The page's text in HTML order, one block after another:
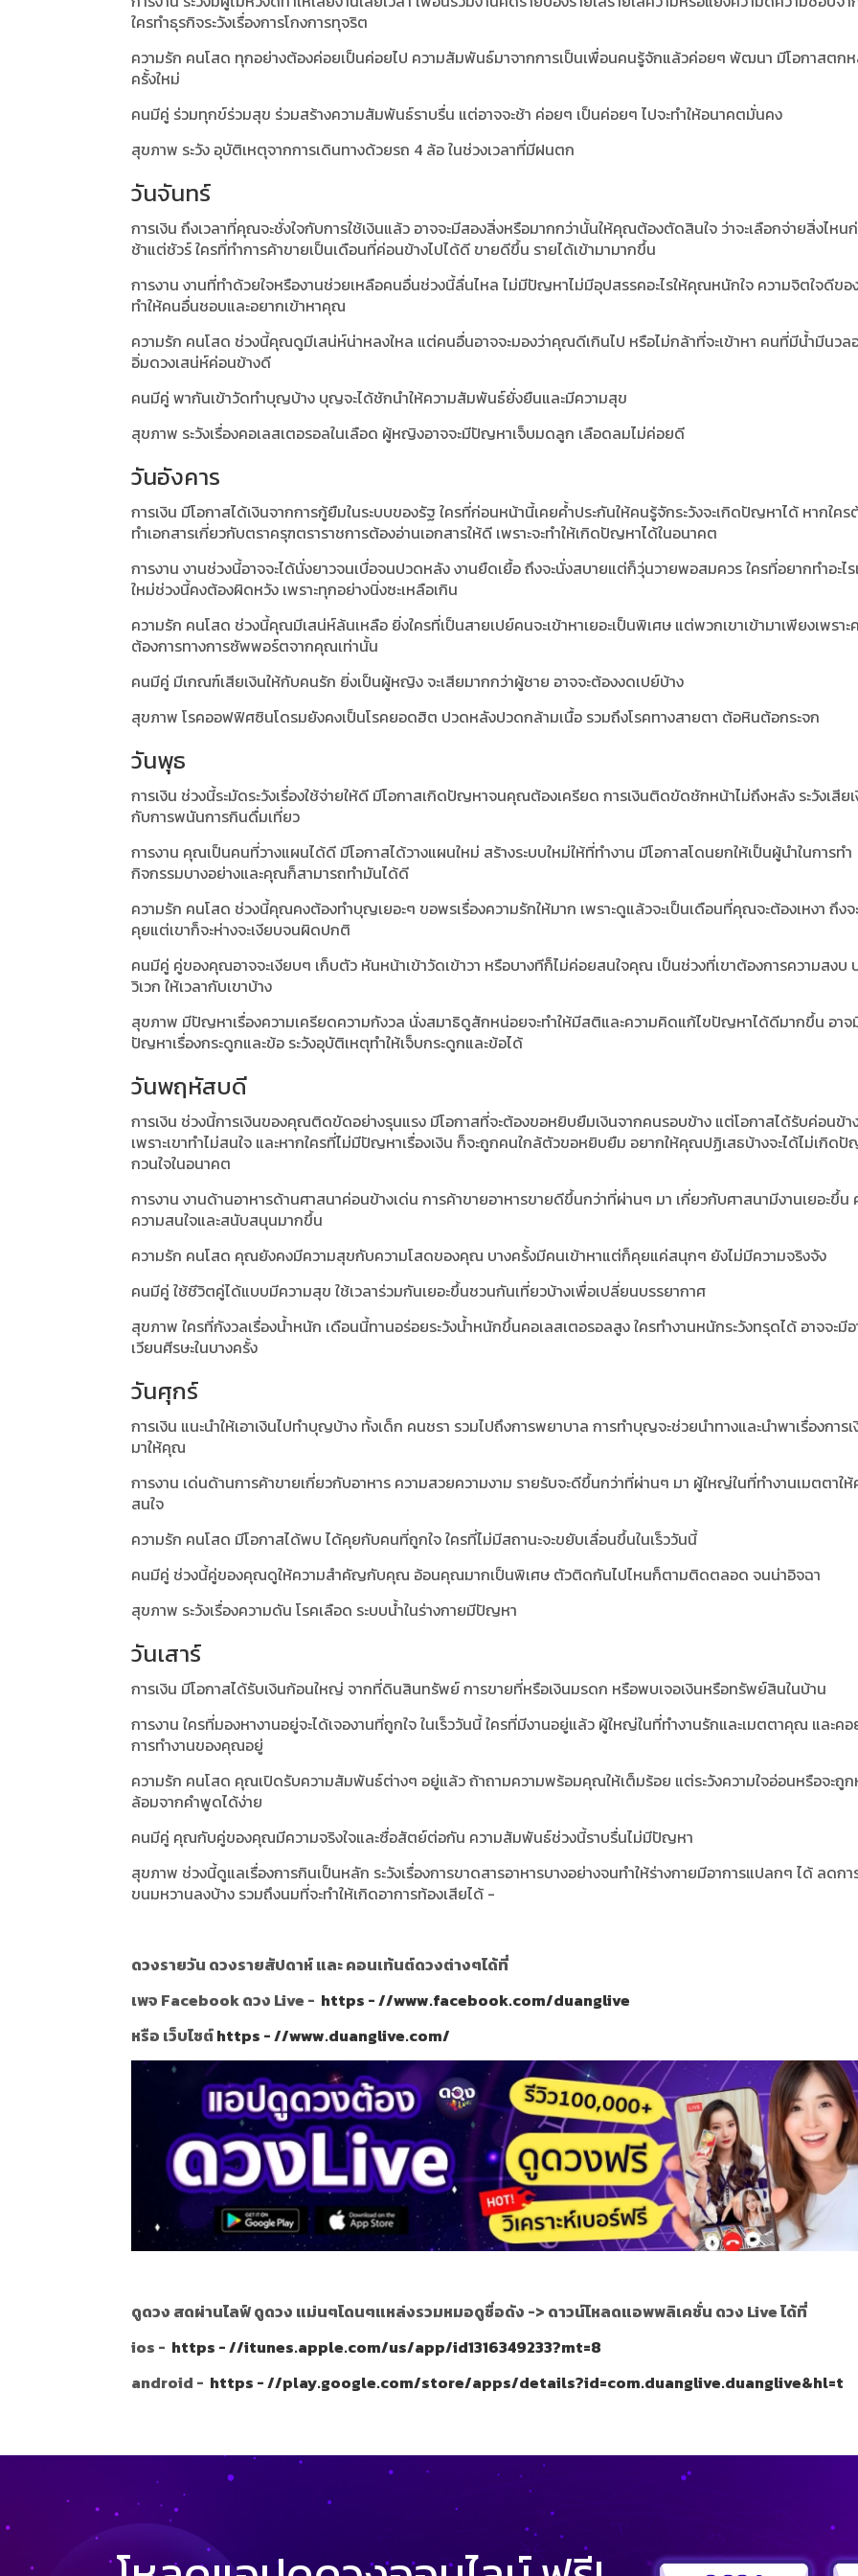
ใครทำธุรกิจระวังเรื่องการโกงการทุจริต
ความรัก คนโสด ทุกอย่างต้องค่อยเป็นค่อยไป ความสัมพันธ์มาจากการเป็นเพื่อนคนรู้จักแล้วค่อยๆ พัฒนา มีโอกาสตก
ครั้งใหม่
คนมีคู่ ร่วมทุกข์ร่วมสุข ร่วมสร้างความสัมพันธ์ราบรื่น แต่อาจจะช้า ค่อยๆ เป็นค่อยๆ ไปจะทำให้อนาคตมั่นคง
สุขภาพ ระวัง อุบัติเหตุจากการเดินทางด้วยรถ 4 ล้อ ในช่วงเวลาที่มีฝนตก
วันจันทร์
การเงิน ถึงเวลาที่คุณจะชั่งใจกับการใช้เงินแล้ว อาจจะมีสองสิ่งหรือมากกว่านั้นให้คุณต้องตัดสินใจ ว่าจะเลือกจ่ายสิ่งไหน
ช้าแต่ชัวร์ ใครที่ทำการค้าขายเป็นเดือนที่ค่อนข้างไปได้ดี ขายดีขึ้น รายได้เข้ามามากขึ้น
การงาน งานที่ทำด้วยใจหรืองานช่วยเหลือคนอื่นช่วงนี้ลื่นไหล ไม่มีปัญหาไม่มีอุปสรรคอะไรให้คุณหนักใจ ความจิตใจดีข
ทำให้คนอื่นชอบและอยากเข้าหาคุณ
ความรัก คนโสด ช่วงนี้คุณดูมีเสน่ห์น่าหลงใหล แต่คนอื่นอาจจะมองว่าคุณดีเกินไป หรือไม่กล้าที่จะเข้าหา คนที่มีน้ำมีนวล
อิ่มดวงเสน่ห์ค่อนข้างดี
คนมีคู่ พากันเข้าวัดทำบุญบ้าง บุญจะได้ชักนำให้ความสัมพันธ์ยั่งยืนและมีความสุข
สุขภาพ ระวังเรื่องคอเลสเตอรอลในเลือด ผู้หญิงอาจจะมีปัญหาเจ็บมดลูก เลือดลมไม่ค่อยดี
วันอังคาร
การเงิน มีโอกาสได้เงินจากการกู้ยืมในระบบของรัฐ ใครที่ก่อนหน้านี้เคยค้ำประกันให้คนรู้จักระวังจะเกิดปัญหาได้ หากใคร
ทำเอกสารเกี่ยวกับตราครุฑตราราชการต้องอ่านเอกสารให้ดี เพราะจะทำให้เกิดปัญหาได้ในอนาคต
การงาน งานช่วงนี้อาจจะได้นั่งยาวจนเบื่อจนปวดหลัง งานยืดเยื้อ ถึงจะนั่งสบายแต่ก็วุ่นวายพอสมควร ใครที่อยากทำอะไ
ใหม่ช่วงนี้คงต้องผิดหวัง เพราะทุกอย่างนิ่งซะเหลือเกิน
ความรัก คนโสด ช่วงนี้คุณมีเสน่ห์ล้นเหลือ ยิ่งใครที่เป็นสายเปย์คนจะเข้าหาเยอะเป็นพิเศษ แต่พวกเขาเข้ามาเพียงเพราะ
ต้องการทางการซัพพอร์ตจากคุณเท่านั้น
คนมีคู่ มีเกณฑ์เสียเงินให้กับคนรัก ยิ่งเป็นผู้หญิง จะเสียมากกว่าผู้ชาย อาจจะต้องงดเปย์บ้าง
สุขภาพ โรคออฟฟิศซินโดรมยังคงเป็นโรคยอดฮิต ปวดหลังปวดกล้ามเนื้อ รวมถึงโรคทางสายตา ต้อหินต้อกระจก
วันพุธ
การเงิน ช่วงนี้ระมัดระวังเรื่องใช้จ่ายให้ดี มีโอกาสเกิดปัญหาจนคุณต้องเครียด การเงินติดขัดชักหน้าไม่ถึงหลัง ระวังเสียเ
กับการพนันการกินดื่มเที่ยว
การงาน คุณเป็นคนที่วางแผนได้ดี มีโอกาสได้วางแผนใหม่ สร้างระบบใหม่ให้ที่ทำงาน มีโอกาสโดนยกให้เป็นผู้นำในการทำ
กิจกรรมบางอย่างและคุณก็สามารถทำมันได้ดี
ความรัก คนโสด ช่วงนี้คุณคงต้องทำบุญเยอะๆ ขอพรเรื่องความรักให้มาก เพราะดูแล้วจะเป็นเดือนที่คุณจะต้องเหงา ถึง
คุยแต่เขาก็จะห่างจะเงียบจนผิดปกติ
คนมีคู่ คู่ของคุณอาจจะเงียบๆ เก็บตัว หันหน้าเข้าวัดเข้าวา หรือบางทีก็ไม่ค่อยสนใจคุณ เป็นช่วงที่เขาต้องการความสงบ
วิเวก ให้เวลากับเขาบ้าง
สุขภาพ มีปัญหาเรื่องความเครียดความกังวล นั่งสมาธิดูสักหน่อยจะทำให้มีสติและความคิดแก้ไขปัญหาได้ดีมากขึ้น อาจ
ปัญหาเรื่องกระดูกและข้อ ระวังอุบัติเหตุทำให้เจ็บกระดูกและข้อได้
วันพฤหัสบดี
การเงิน ช่วงนี้การเงินของคุณติดขัดอย่างรุนแรง มีโอกาสที่จะต้องขอหยิบยืมเงินจากคนรอบข้าง แต่โอกาสได้รับค่อนข้า
เพราะเขาทำไม่สนใจ และหากใครที่ไม่มีปัญหาเรื่องเงิน ก็จะถูกคนใกล้ตัวขอหยิบยืม อยากให้คุณปฏิเสธบ้างจะได้ไม่เกิด
กวนใจในอนาคต
การงาน งานด้านอาหารด้านศาสนาค่อนข้างเด่น การค้าขายอาหารขายดีขึ้นกว่าที่ผ่านๆ มา เกี่ยวกับศาสนามีงานเยอะขึ้น
ความสนใจและสนับสนุนมากขึ้น
ความรัก คนโสด คุณยังคงมีความสุขกับความโสดของคุณ บางครั้งมีคนเข้าหาแต่ก็คุยแค่สนุกๆ ยังไม่มีความจริงจัง
คนมีคู่ ใช้ชีวิตคู่ได้แบบมีความสุข ใช้เวลาร่วมกันเยอะขึ้นชวนกันเที่ยวบ้างเพื่อเปลี่ยนบรรยากาศ
สุขภาพ ใครที่กังวลเรื่องน้ำหนัก เดือนนี้ทานอร่อยระวังน้ำหนักขึ้นคอเลสเตอรอลสูง ใครทำงานหนักระวังทรุดได้ อาจจะมี
เวียนศีรษะในบางครั้ง
วันศุกร์
การเงิน แนะนำให้เอาเงินไปทำบุญบ้าง ทั้งเด็ก คนชรา รวมไปถึงการพยาบาล การทำบุญจะช่วยนำทางและนำพาเรื่องการ
มาให้คุณ
การงาน เด่นด้านการค้าขายเกี่ยวกับอาหาร ความสวยความงาม รายรับจะดีขึ้นกว่าที่ผ่านๆ มา ผู้ใหญ่ในที่ทำงานเมตตาให้
สนใจ
ความรัก คนโสด มีโอกาสได้พบ ได้คุยกับคนที่ถูกใจ ใครที่ไม่มีสถานะจะขยับเลื่อนขึ้นในเร็ววันนี้
คนมีคู่ ช่วงนี้คู่ของคุณดูให้ความสำคัญกับคุณ อ้อนคุณมากเป็นพิเศษ ตัวติดกันไปไหนก็ตามติดตลอด จนน่าอิจฉา
สุขภาพ ระวังเรื่องความดัน โรคเลือด ระบบน้ำในร่างกายมีปัญหา
วันเสาร์
การเงิน มีโอกาสได้รับเงินก้อนใหญ่ จากที่ดินสินทรัพย์ การขายที่หรือเงินมรดก หรือพบเจอเงินหรือทรัพย์สินในบ้าน
การงาน ใครที่มองหางานอยู่จะได้เจองานที่ถูกใจ ในเร็ววันนี้ ใครที่มีงานอยู่แล้ว ผู้ใหญ่ในที่ทำงานรักและเมตตาคุณ และค
การทำงานของคุณอยู่
ความรัก คนโสด คุณเปิดรับความสัมพันธ์ต่างๆ อยู่แล้ว ถ้าถามความพร้อมคุณให้เต็มร้อย แต่ระวังความใจอ่อนหรือจะถูก
ล้อมจากคำพูดได้ง่าย
คนมีคู่ คุณกับคู่ของคุณมีความจริงใจและซื่อสัตย์ต่อกัน ความสัมพันธ์ช่วงนี้ราบรื่นไม่มีปัญหา
สุขภาพ ช่วงนี้ดูแลเรื่องการกินเป็นหลัก ระวังเรื่องการขาดสารอาหารบางอย่างจนทำให้ร่างกายมีอาการแปลกๆ ได้ ลดกา
ขนมหวานลงบ้าง รวมถึงนมที่จะทำให้เกิดอาการท้องเสียได้ -
ดวงรายวัน ดวงรายสัปดาห์ และ คอนเท้นต์ดวงต่างๆได้ที่
เพจ Facebook ดวง Live - https - //www.facebook.com/duanglive
หรือ เว็บไซต์https - //www.duanglive.com/
ดูดวง สดผ่านไลฟ์ ดูดวง แม่นๆโดนๆแหล่งรวมหมอดูชื่อดัง -> ดาวน์โหลดแอพพลิเคชั่น ดวง Live ได้ที่
ios - https - //itunes.apple.com/us/app/id1316349233?mt=8
android - https - //play.google.com/store/apps/details?id=com.duanglive.duanglive&hl=t